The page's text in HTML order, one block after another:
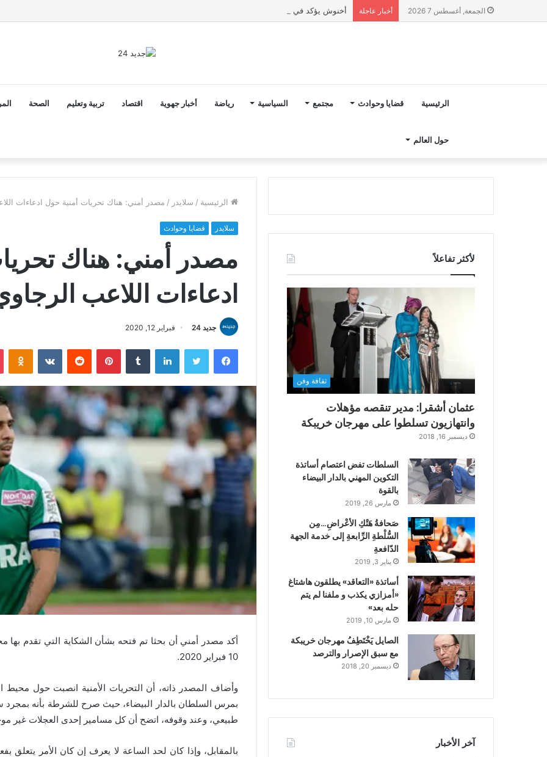
الجمعة, أغسطس 7 2026 أخبار عاجلة أخنوش يؤكد في المذكرة التوجيهية حول ميزانية 2027 أن ثوابت العدالة الاجتماعية والمجالية خيار استراتيجي للبلاد
الرئيسية قضايا وحوادث مجتمع السياسية رياضة أخبار جهوية اقتصاد تربية وتعليم الصحة
حول العالم
الرئيسية / سلايدر / مصدر أمني: هناك تحريات أمنية حول ادعاءات
سلايدر قضايا وحوادث
مصدر أمني: هناك
ادعاءات اللاعب
جديد 24 فبراير 12, 2020
فيسبوك تويتر لينكدإن بينتيريست
أكد مصدر أمني أن بحثا تم فتحه بشأن الشكاية التي تقدم بها
10 فبراير 2020
.
وأضاف المصدر ذاته، أن التحريات الأمنية انصبت حول محيط
بمرس السلطان بالدار البيضاء، حيث صرح للشرطة بأنه بمجرد
طبيعي، وعند وقوفه، اتضح أن كل مسامير إحدى العجلات غير
بالمقابل، وإذا كان لحد الساعة لا يعرف إن كان الأمر
لأكثر تفاعلاً
ثقافة وفن
عثمان أشقرا: مدير تنقصه مؤهلات
وانتهازيون تسلطوا على مهرجان خريبكة
ديسمبر 16, 2018
السلطات تفض اعتصام أساتذة
التكوين المهني بالدار البيضاء
بالقوة
مارس 26, 2019
صَحافةُ هَتْكِ الأعْراضِ…مِن
السُّلْطةِ الرِّابعةِ إلى خدمة الجهة
الدّافعةِ
يناير 3, 2019
أساتذة «التعاقد» يطلقون هاشتاغ
«أمزازي يكذب و ملفنا لم يتم
حله بعد»
مارس 10, 2019
الصايل يَخْتَطِفُ مهرجان خريبكة
مع سبق الإصرار والترصد
ديسمبر 20, 2018
آخر الأخبار